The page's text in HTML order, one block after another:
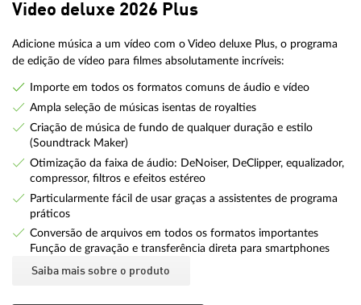
Video deluxe 2026 Plus
Adicione música a um vídeo com o Video deluxe Plus, o programa
de edição de vídeo para filmes absolutamente incríveis:
Importe em todos os formatos comuns de áudio e vídeo
Ampla seleção de músicas isentas de royalties
Criação de música de fundo de qualquer duração e estilo
(Soundtrack Maker)
Otimização da faixa de áudio: DeNoiser, DeClipper, equalizador,
compressor, filtros e efeitos estéreo
Particularmente fácil de usar graças a assistentes de programa
práticos
Conversão de arquivos em todos os formatos importantes
Função de gravação e transferência direta para smartphones
Saiba mais sobre o produto